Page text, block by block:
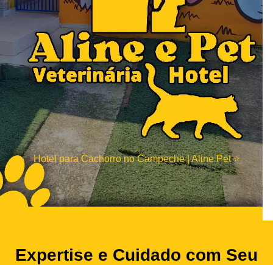
Hotel para Cachorro no Campeche | Aline Pet ⭐​
Expertise e Cuidado com Seu